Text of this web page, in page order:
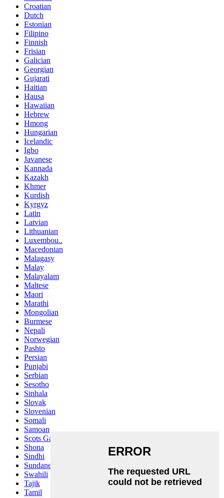
Croatian
Dutch
Estonian
Filipino
Finnish
Frisian
Galician
Georgian
Gujarati
Haitian
Hausa
Hawaiian
Hebrew
Hmong
Hungarian
Icelandic
Igbo
Javanese
Kannada
Kazakh
Khmer
Kurdish
Kyrgyz
Latin
Latvian
Lithuanian
Luxembou..
Macedonian
Malagasy
Malay
Malayalam
Maltese
Maori
Marathi
Mongolian
Burmese
Nepali
Norwegian
Pashto
Persian
Punjabi
Serbian
Sesotho
Sinhala
Slovak
Slovenian
Somali
Samoan
Scots Gaelic
Shona
Sindhi
Sundanese
Swahili
Tajik
Tamil